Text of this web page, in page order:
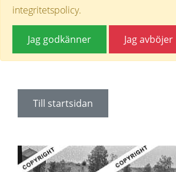
integritetspolicy.
Jag godkänner Jag avböjer
Till startsidan